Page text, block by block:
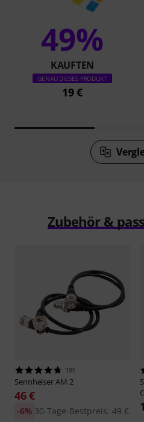
49%
KAUFTEN
GENAU DIESES PRODUKT
19 €
Zubehör &
191
SennheiserAM 2
46 €
30-Tage-Bestpreis: 49 €
-6%